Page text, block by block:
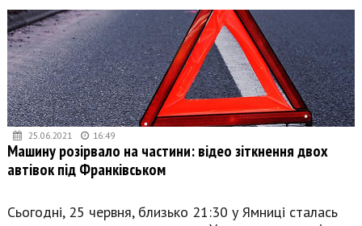
25.06.2021 16:49
Машину розірвало на частини: відео зіткнення двох
автівок під Франківськом
Сьогодні, 25 червня, близько 21:30 у Ямниці сталась